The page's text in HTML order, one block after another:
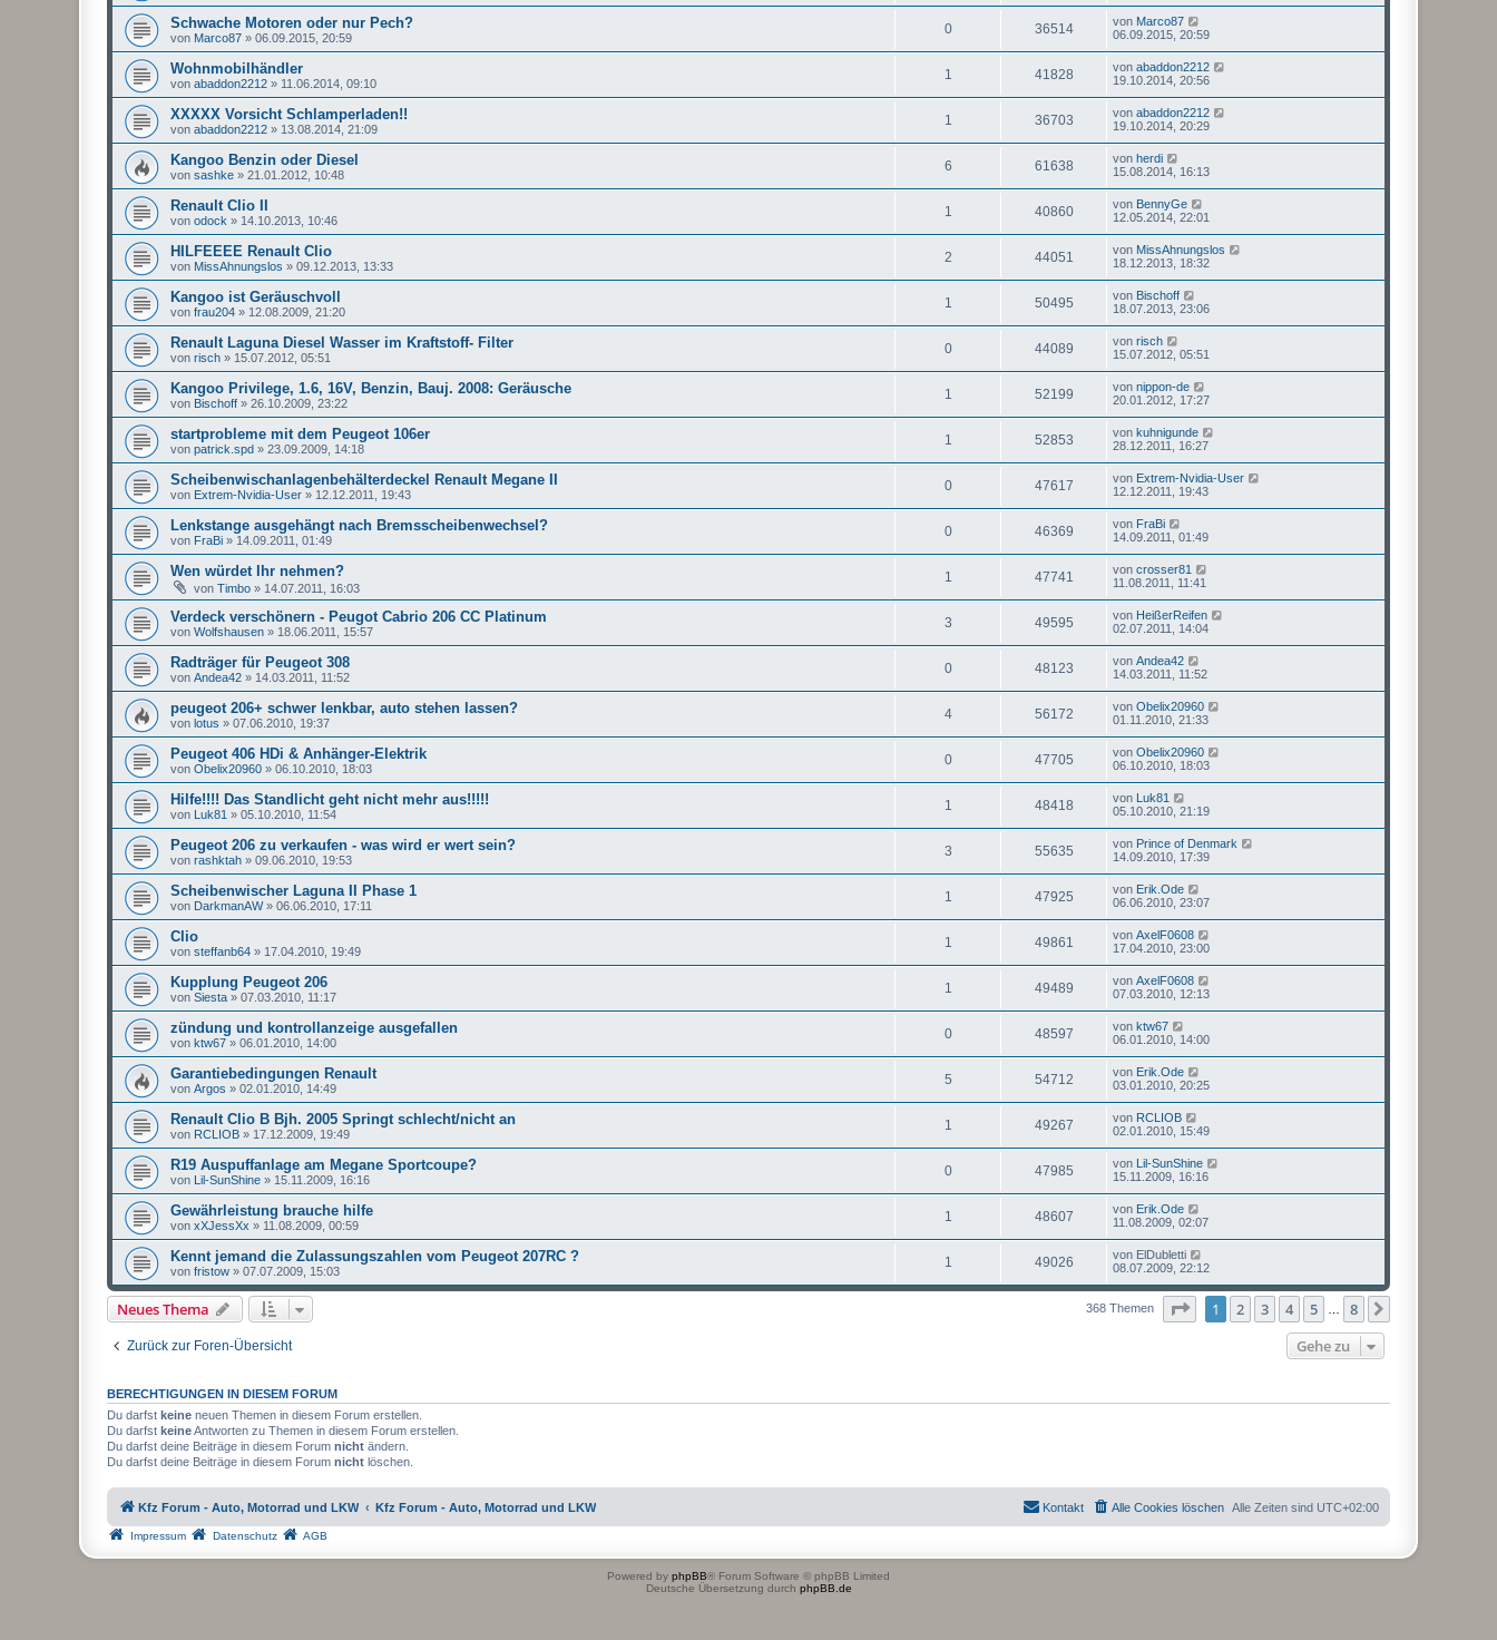
Schwache Motoren oder nur Pech?
von Marco87 » 06.09.2015, 20:59
0 36514 von Marco87
06.09.2015, 20:59
Wohnmobilhändler
von abaddon2212 » 11.06.2014, 09:10
1 41828 von abaddon2212
19.10.2014, 20:56
XXXXX Vorsicht Schlamperladen!!
von abaddon2212 » 13.08.2014, 21:09
1 36703 von abaddon2212
19.10.2014, 20:29
Kangoo Benzin oder Diesel
von sashke » 21.01.2012, 10:48
6 61638 von herdi
15.08.2014, 16:13
Renault Clio II
von odock » 14.10.2013, 10:46
1 40860 von BennyGe
12.05.2014, 22:01
HILFEEEE Renault Clio
von MissAhnungslos » 09.12.2013, 13:33
2 44051 von MissAhnungslos
18.12.2013, 18:32
Kangoo ist Geräuschvoll
von frau204 » 12.08.2009, 21:20
1 50495 von Bischoff
18.07.2013, 23:06
Renault Laguna Diesel Wasser im Kraftstoff- Filter
von risch » 15.07.2012, 05:51
0 44089 von risch
15.07.2012, 05:51
Kangoo Privilege, 1.6, 16V, Benzin, Bauj. 2008: Geräusche
von Bischoff » 26.10.2009, 23:22
1 52199 von nippon-de
20.01.2012, 17:27
startprobleme mit dem Peugeot 106er
von patrick.spd » 23.09.2009, 14:18
1 52853 von kuhnigunde
28.12.2011, 16:27
Scheibenwischanlagenbehälterdeckel Renault Megane II
von Extrem-Nvidia-User » 12.12.2011, 19:43
0 47617 von Extrem-Nvidia-User
12.12.2011, 19:43
Lenkstange ausgehängt nach Bremsscheibenwechsel?
von FraBi » 14.09.2011, 01:49
0 46369 von FraBi
14.09.2011, 01:49
Wen würdet Ihr nehmen?
von Timbo » 14.07.2011, 16:03
1 47741 von crosser81
11.08.2011, 11:41
Verdeck verschönern - Peugot Cabrio 206 CC Platinum
von Wolfshausen » 18.06.2011, 15:57
3 49595 von HeißerReifen
02.07.2011, 14:04
Radträger für Peugeot 308
von Andea42 » 14.03.2011, 11:52
0 48123 von Andea42
14.03.2011, 11:52
peugeot 206+ schwer lenkbar, auto stehen lassen?
von lotus » 07.06.2010, 19:37
4 56172 von Obelix20960
01.11.2010, 21:33
Peugeot 406 HDi & Anhänger-Elektrik
von Obelix20960 » 06.10.2010, 18:03
0 47705 von Obelix20960
06.10.2010, 18:03
Hilfe!!!! Das Standlicht geht nicht mehr aus!!!!!
von Luk81 » 05.10.2010, 11:54
1 48418 von Luk81
05.10.2010, 21:19
Peugeot 206 zu verkaufen - was wird er wert sein?
von rashktah » 09.06.2010, 19:53
3 55635 von Prince of Denmark
14.09.2010, 17:39
Scheibenwischer Laguna II Phase 1
von DarkmanAW» 06.06.2010, 17:11
1 47925 von Erik.Ode
06.06.2010, 23:07
Clio
von steffanb64 » 17.04.2010, 19:49
1 49861 von AxelF0608
17.04.2010, 23:00
Kupplung Peugeot 206
von Siesta » 07.03.2010, 11:17
1 49489 von AxelF0608
07.03.2010, 12:13
zündung und kontrollanzeige ausgefallen
von ktw67 » 06.01.2010, 14:00
0 48597 von ktw67
06.01.2010, 14:00
Garantiebedingungen Renault
von Argos » 02.01.2010, 14:49
5 54712 von Erik.Ode
03.01.2010, 20:25
Renault Clio B Bjh. 2005 Springt schlecht/nicht an
von RCLIOB » 17.12.2009, 19:49
1 49267 von RCLIOB
02.01.2010, 15:49
R19 Auspuffanlage am Megane Sportcoupe?
von Lil-SunShine » 15.11.2009, 16:16
0 47985 von Lil-SunShine
15.11.2009, 16:16
Gewährleistung brauche hilfe
von xXJessXx » 11.08.2009, 00:59
1 48607 von Erik.Ode
11.08.2009, 02:07
Kennt jemand die Zulassungszahlen vom Peugeot 207RC ?
von fristow » 07.07.2009, 15:03
1 49026 von ElDubletti
08.07.2009, 22:12
Neues Thema 368 Themen Seite von8
1 2 3 4 5 8
Zurück zur Foren-Übersicht Gehe zu
BERECHTIGUNGEN IN DIESEM FORUM
Du darfst keine neuen Themen in diesem Forum erstellen.
Du darfst keineAntworten zu Themen in diesem Forum erstellen.
Du darfst deine Beiträge in diesem Forum nicht ändern.
Du darfst deine Beiträge in diesem Forum nicht löschen.
Kfz Forum - Auto, Motorrad und LKW Kfz Forum - Auto, Motorrad und LKW Alle Zeiten sind UTC+02:00
Alle Cookies löschen
Kontakt
Impressum Datenschutz AGB
Powered by phpBB® Forum Software © phpBB Limited
Deutsche Übersetzung durch phpBB.de